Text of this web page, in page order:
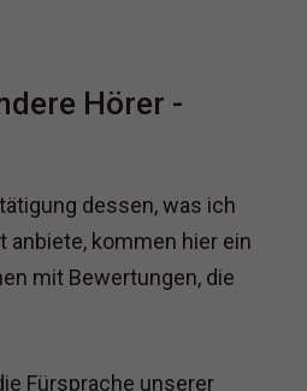
Hörer -
dessen, was ich
anbiete, kommen hier ein
mit Bewertungen, die
Fürsprache unserer